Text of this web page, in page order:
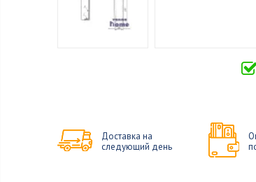
Доставка на
следующий день